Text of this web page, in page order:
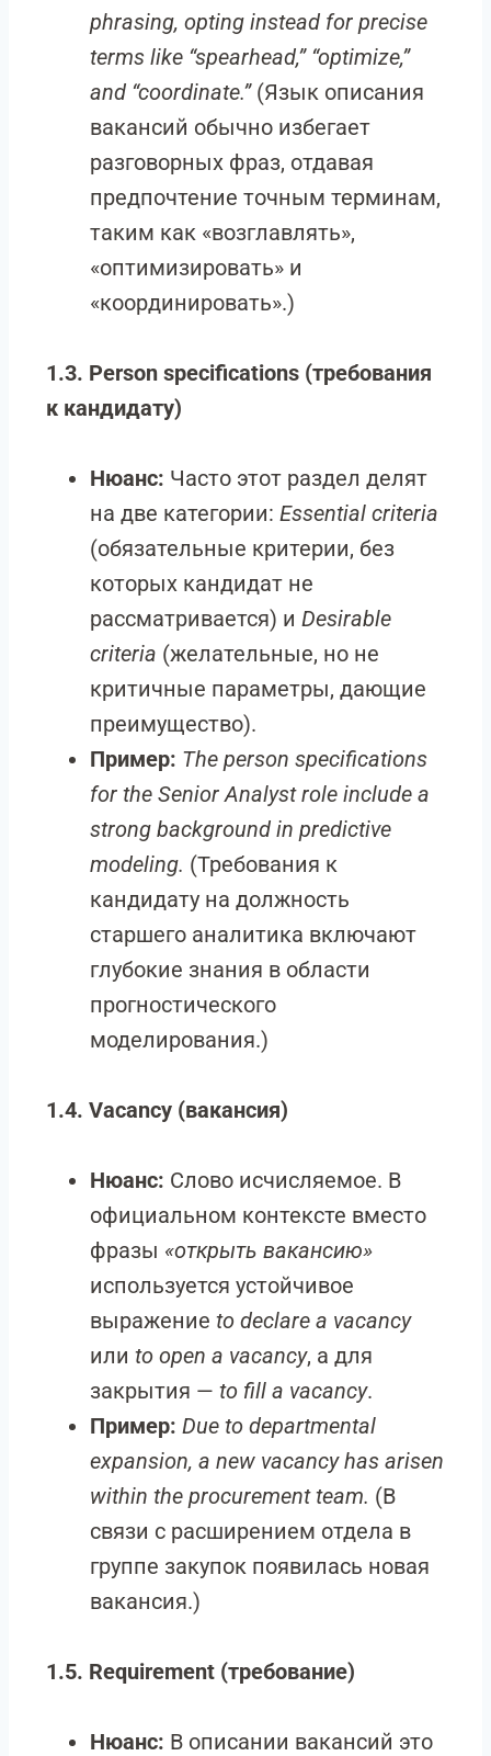
phrasing, opting instead for precise
terms like “spearhead,” “optimize,”
and “coordinate.”(Язык описания
вакансий обычно избегает
разговорных фраз, отдавая
предпочтение точным терминам,
таким как «возглавлять»,
«оптимизировать» и
«координировать».)
1.3. Person specifications (требования
к кандидату)
Нюанс: Часто этот раздел делят
на две категории: Essential criteria
(обязательные критерии, без
которых кандидат не
рассматривается) и Desirable
criteria (желательные, но не
критичные параметры, дающие
преимущество).
Пример: The person specifications
for the Senior Analyst role include a
strong background in predictive
modeling. (Требования к
кандидату на должность
старшего аналитика включают
глубокие знания в области
прогностического
моделирования.)
1.4. Vacancy (вакансия)
Нюанс: Слово исчисляемое. В
официальном контексте вместо
фразы «открыть вакансию»
используется устойчивое
выражение to declare a vacancy
или to open a vacancy, а для
закрытия — to fill a vacancy.
Пример: Due to departmental
expansion, a new vacancy has arisen
within the procurement team. (В
связи с расширением отдела в
группе закупок появилась новая
вакансия.)
1.5. Requirement (требование)
Нюанс: В описании вакансий это